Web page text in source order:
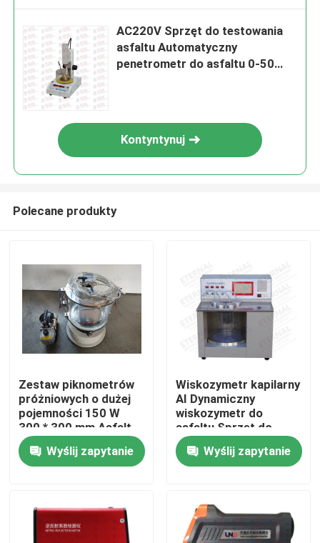
Dom
AC220V Sprzęt do testowania
asfaltu Automatyczny
penetrometr do asfaltu 0-50
Kontyntynuj
Polecane produkty
Zestaw piknometrów
próżniowych o dużej
pojemności 150 W
300 * 300 mm Asfalt
Tester
Wyślij zapytanie
Wiskozymetr kapilarny
AI Dynamiczny
wiskozymetr do
asfaltu Sprzęt do
testowania asfaltu
Wyślij zapytanie